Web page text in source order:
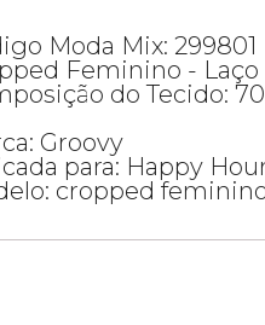
Moda Mix: 299801
Feminino - Laço
do Tecido:
Groovy
para: Happy
cropped